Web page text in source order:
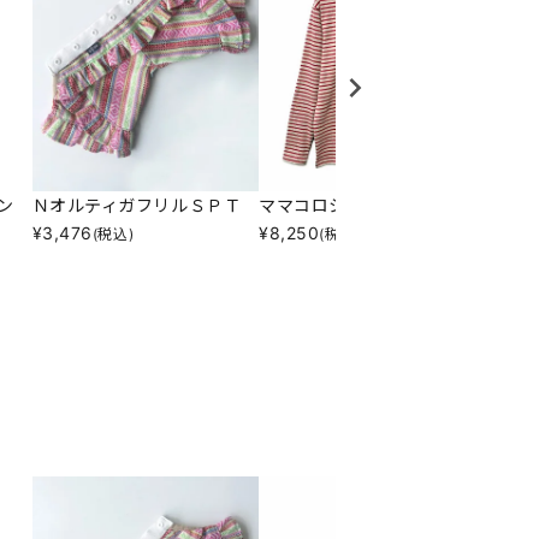
ＮオルティガフリルＳＰＴ
¥3,476 (税込)
ママコロシンプルロンＴ
¥8,250(税込)